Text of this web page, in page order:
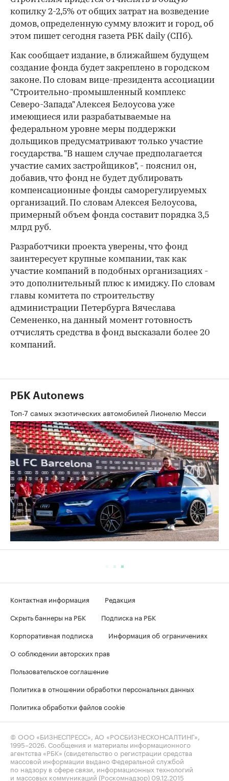
копилку 2-2,5% от общих затрат на возведение
домов, определенную сумму вложит и город, об
этом пишет сегодня газета РБК daily (СПб).
Как сообщает издание, в ближайшем будущем
создание фонда будет закреплено в городском
законе. По словам вице-президента ассоциации
"Строительно-промышленный комплекс
Северо-Запада" Алексея Белоусова уже
имеющиеся или разрабатываемые на
федеральном уровне меры поддержки
дольщиков предусматривают только участие
государства. "В нашем случае предполагается
участие самих застройщиков", - пояснил он,
добавив, что фонд не будет дублировать
компенсационные фонды саморегулируемых
организаций. По словам Алексея Белоусова,
примерный объем фонда составит порядка 3,5
млрд руб.
Разработчики проекта уверены, что фонд
заинтересует крупные компании, так как
участие компаний в подобных организациях -
это дополнительный плюс к имиджу. По словам
главы комитета по строительству
администрации Петербурга Вячеслава
Семененко, на данный момент готовность
отчислять средства в фонд высказали более 20
компаний.
РБК Autonews
Топ-7 самых экзотических автомобилей Лионелю Месси
Контактная информация
Редакция
Скрыть баннеры на РБК
Подписка на РБК
Корпоративная подписка
Информация об ограничениях
О соблюдении авторских прав
Пользовательское соглашение
Политика в отношении обработки персональных данных
Политика обработки файлов cookie
© ООО «БИЗНЕСПРЕСС», АО «РОСБИЗНЕСКОНСАЛТИНГ»,
1995–2026. Сообщения и материалы информационного
агентства «РБК» (свидетельство о регистрации средства
массовой информации выдано Федеральной службой
по надзору в сфере связи, информационных технологий
и массовых коммуникаций (Роскомнадзор) 09.12.2015